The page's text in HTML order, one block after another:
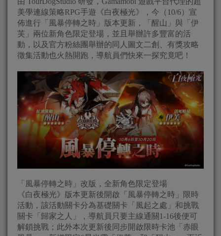
美學連線策略RPG手遊《白夜極光》，今（10/6）宣
佈進行「風暴停轉之時」版本更新，「醒山」與「伊
芙」兩位新角色限定登場，並且舉辦許多豐富的活
動，以及官方粉絲團舉辦的同人圖文二創、有獎攻略
徵集活動也火熱開跑，導航員們快來一探究竟吧！
「風暴停轉之時」改版，全新角色限定登場
《白夜極光》版本更新後開啟「風暴停轉之時」限時
活動，該活動關卡分為基礎關卡「風起之處」和挑戰
關卡「歸家之人」，導航員只要主線通關1-16後便可
解鎖挑戰；此外本次更新後同步開啟限時卡池「赤眼